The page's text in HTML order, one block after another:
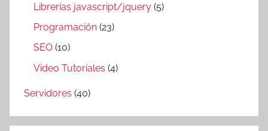
Librerías javascript/jquery (5)
Programación (23)
SEO (10)
Video Tutoriales (4)
Servidores (40)